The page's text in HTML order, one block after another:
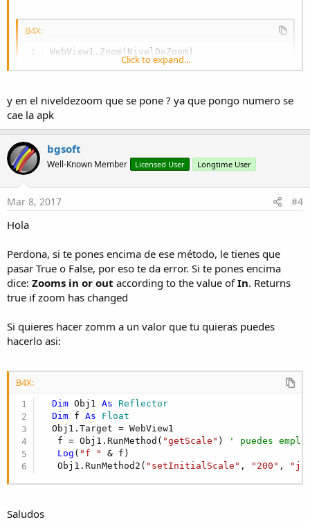
B4X:
WebView1.Zoom(NivelDeZoom)
Saludos
Click to expand...
y en el niveldezoom que se pone ? ya que pongo numero se
cae la apk
bgsoft
Well-Known Member Licensed User Longtime User
Mar 8, 2017 #4
Hola
Perdona, si te pones encima de ese método, le tienes que
pasar True o False, por eso te da error. Si te pones encima
dice: Zooms in or out according to the value ofIn. Returns
true if zoom has changed
Si quieres hacer zomm a un valor que tu quieras puedes
hacerlo asi:
B4X:
Dim Obj1 As Reflector
Dim f As Float
  Obj1.Target = WebView1
   f = Obj1.RunMethod(
"getScale" )
' puedes
Log ( "f "
& f)
   Obj1.RunMethod2(
"setInitialScale" , "200" ,
Saludos